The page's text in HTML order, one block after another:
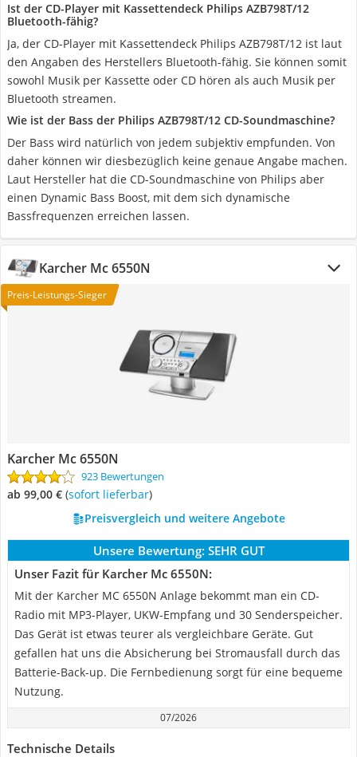
Ist der CD-Player mit Kassettendeck Philips AZB798T/12
Bluetooth-fähig?
Ja, der CD-Player mit Kassettendeck Philips AZB798T/12 ist laut
den Angaben des Herstellers Bluetooth-fähig. Sie können somit
sowohl Musik per Kassette oder CD hören als auch Musik per
Bluetooth streamen.
Wie ist der Bass der Philips AZB798T/12 CD-Soundmaschine?
Der Bass wird natürlich von jedem subjektiv empfunden. Von
daher können wir diesbezüglich keine genaue Angabe machen.
Laut Hersteller hat die CD-Soundmaschine von Philips aber
einen Dynamic Bass Boost, mit dem sich dynamische
Bassfrequenzen erreichen lassen.
Karcher Mc 6550N
Preis-Leistungs-Sieger
Karcher Mc 6550N
923 Bewertungen
ab 99,00 € ( Sofort lieferbar)
Preisvergleich und weitere Angebote
Unsere Bewertung: SEHR GUT
Unser Fazit für Karcher Mc 6550N:
Mit der Karcher MC 6550N Anlage bekommt man ein CD-
Radio mit MP3-Player, UKW-Empfang und 30 Senderspeicher.
Das Gerät ist etwas teurer als vergleichbare Geräte. Gut
gefallen hat uns die Absicherung bei Stromausfall durch das
Batterie-Back-up. Die Fernbedienung sorgt für eine bequeme
Nutzung.
07/2026
Technische Details